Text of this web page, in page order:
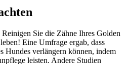
Sie die Zähne Ihres Golden
Eine Umfrage ergab, dass
Hundes verlängern können, indem
leisten. Andere Studien